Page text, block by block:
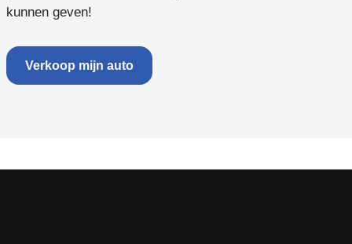
kunnen geven!
Verkoop mijn auto